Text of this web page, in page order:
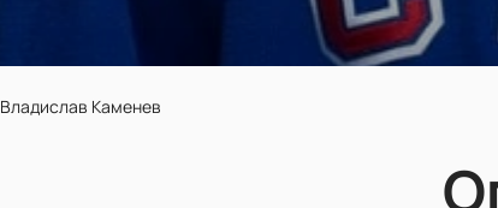
Владислав Каменев